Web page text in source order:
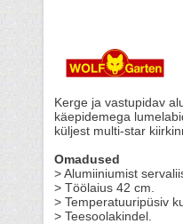
Kerge ja vastupidav
käepidemega
küljest multi-star
Omadused
> Alumiiniumist
> Töölaius 42 cm.
> Temperatuuripüsiv
> Teesoolakindel.